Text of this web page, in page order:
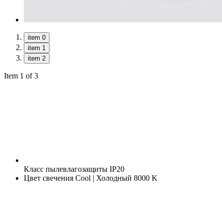
item 0
item 1
item 2
Item 1 of 3
Класс пылевлагозащиты IP20
Цвет свечения Cool | Холодный 8000 K